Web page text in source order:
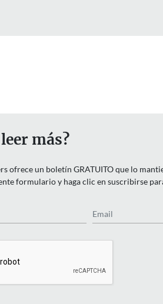
más?
ofrece un boletín GRATUITO que lo
formulario y haga clic en suscribirse